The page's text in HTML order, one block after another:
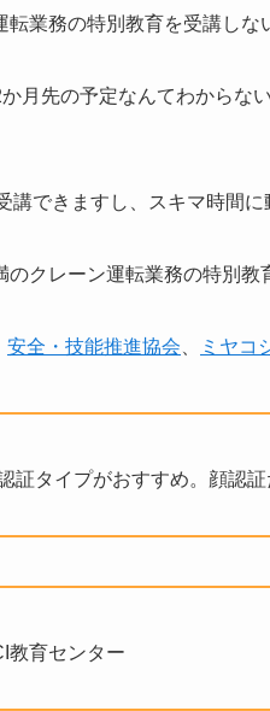
転業務の特別教育を受講しな
か月先の予定なんてわから
講できますし、スキマ時間
のクレーン運転業務の特別教
安全・技能推進協会 ミヤコ
証タイプがおすすめ。顔認
教育センター